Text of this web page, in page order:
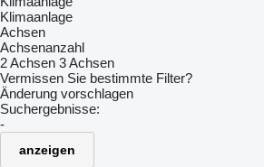
Klimaanlage
Achsen
Achsenanzahl
2 Achsen 3 Achsen
Vermissen Sie bestimmte Filter?
Änderung vorschlagen
Suchergebnisse:
-
anzeigen